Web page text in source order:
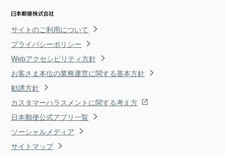
サイトのご利用について
プライバシーポリシー
Webアクセシビリティ方針
お客さま本位の業務運営に関する基本方針
勧誘方針
カスタマーハラスメントに関する考え方
日本郵便公式アプリ一覧
ソーシャルメディア
サイトマップ